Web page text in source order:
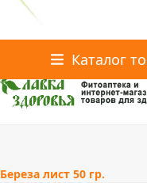
content
Каталог
Доставка и оплата
Береза лист 50 гр.